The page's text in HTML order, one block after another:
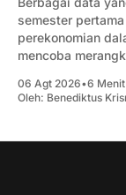
semester
perekonomian
mencoba
06 Agt 2026•6 Menit
Oleh: Benediktus